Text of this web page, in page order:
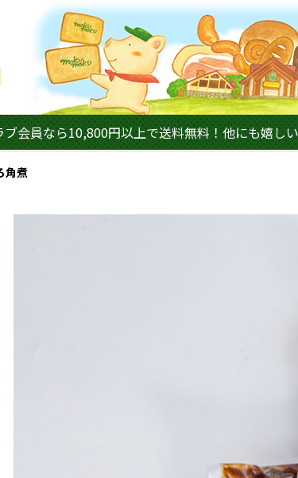
会員なら10,800円以上で送料無料！他にも嬉し
角煮